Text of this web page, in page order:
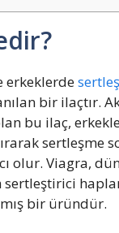
erkeklerde
bir ilaçtır.
bu ilaç,
sertleşme
olur. Viagra,
sertleştirici
bir üründür.